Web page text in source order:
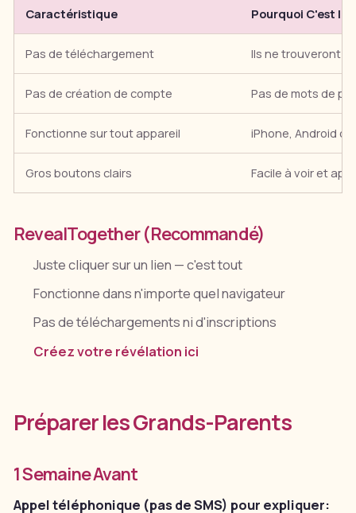
Caractéristique Pourquoi C'est
Pas de téléchargement Ils ne trouveront
Pas de création de compte Pas de mots de
Fonctionne sur tout appareil iPhone, Android
Gros boutons clairs Facile à voir et
RevealTogether (Recommandé)
Juste cliquer sur un lien — c'est tout
Fonctionne dans n'importe quel navigateur
Pas de téléchargements ni d'inscriptions
Créez votre révélation ici
Préparer les Grands-Parents
1 Semaine Avant
Appel téléphonique (pas de SMS) pour expliquer: